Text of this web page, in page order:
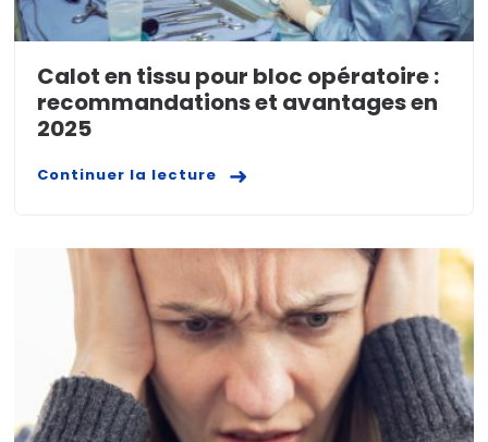
Calot en tissu pour bloc opératoire :
recommandations et avantages en
2025
Continuer la lecture